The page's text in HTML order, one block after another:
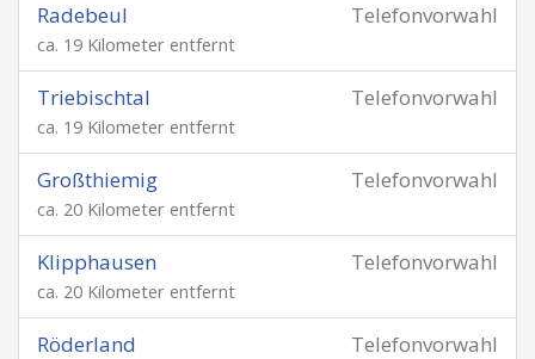
Telefonvorwahl
Radebeul
ca. 19 Kilometer entfernt
Telefonvorwahl
Triebischtal
ca. 19 Kilometer entfernt
Telefonvorwahl
Großthiemig
ca. 20 Kilometer entfernt
Telefonvorwahl
Klipphausen
ca. 20 Kilometer entfernt
Telefonvorwahl
Röderland